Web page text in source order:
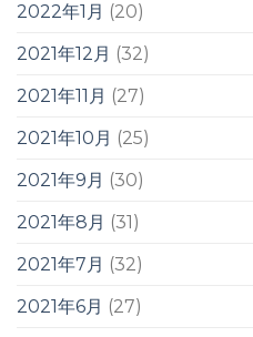
2022年1月 (20)
2021年12月 (32)
2021年11月 (27)
2021年10月 (25)
2021年9月 (30)
2021年8月 (31)
2021年7月 (32)
2021年6月 (27)